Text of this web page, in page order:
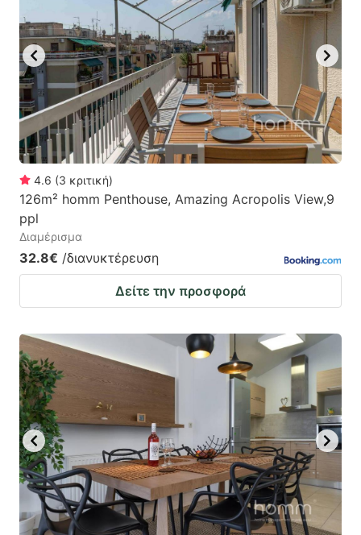
mark
key
to
get
the
keyboard
shortcuts
for
changing
mark
key
to
get
the
keyboard
shortcuts
changing
4.6 (3 κριτική)
126m² homm Penthouse, Amazing Acropolis View,9
ppl
Διαμέρισμα
32.8€ /διανυκτέρευση
Δείτε την προσφορά